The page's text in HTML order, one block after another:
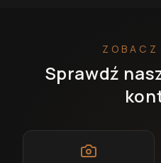
ZOBACZ
Sprawdź